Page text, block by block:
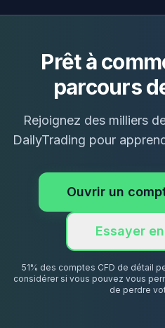
Prêt à
parcours
Rejoignez des milliers
DailyTrading pour
Ouvrir un
Essayer
51% des comptes CFD de détail
considérer si vous pouvez vous
de perdre